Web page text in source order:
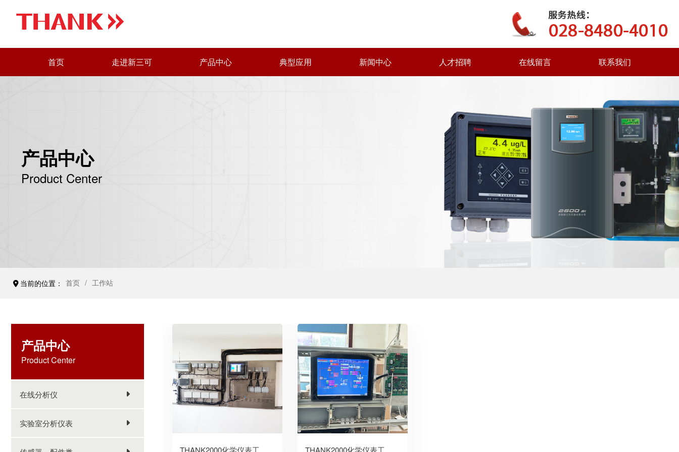
首页 走进新三可 产品中心 典型应用 新闻中心 人才招聘 在线留言 联系我们
产品中心
Product Center
当前的位置： 首页 工作站
产品中心
Product Center
在线分析仪
实验室分析仪表